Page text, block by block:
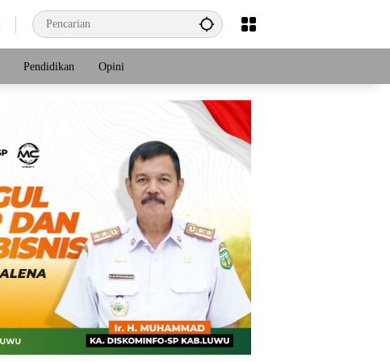
Pendidikan Opini